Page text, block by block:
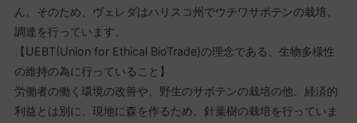
ん。そのため、ヴェレダはハリスコ州でウチワサボテンの栽培、
調達を行っています。
【UEBT(Union for Ethical BioTrade)の理念である、生物多様性
の維持の為に行っていること】
労働者の働く環境の改善や、野生のサボテンの栽培の他、経済的
利益とは別に、現地に森を作るため、針葉樹の栽培を行っていま